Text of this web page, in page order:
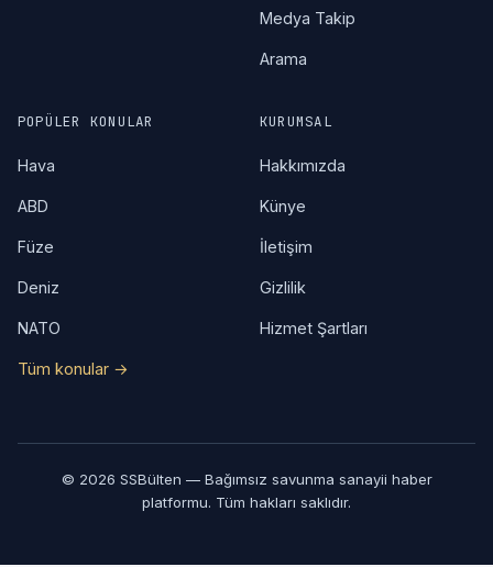
Medya Takip
Arama
POPÜLER KONULAR
Hava
ABD
Füze
Deniz
NATO
Tüm konular →
KURUMSAL
Hakkımızda
Künye
İletişim
Gizlilik
Hizmet Şartları
© 2026 SSBülten — Bağımsız savunma sanayii haber
platformu. Tüm hakları saklıdır.